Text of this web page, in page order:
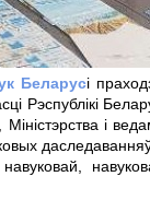
Беларусі
Рэспублікі
і